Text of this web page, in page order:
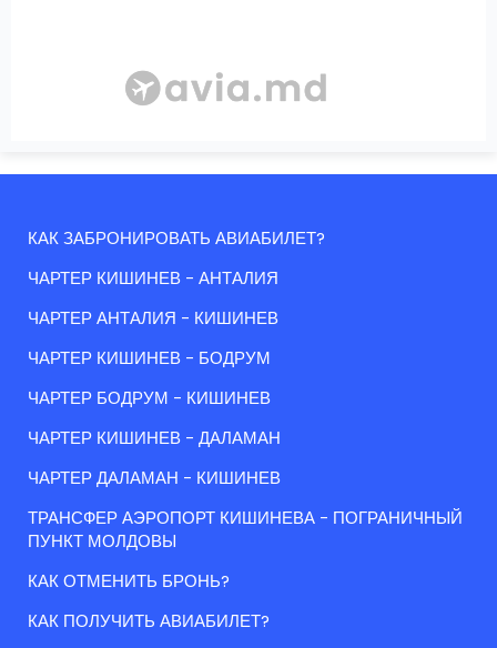
КАК ЗАБРОНИРОВАТЬ АВИАБИЛЕТ?
ЧАРТЕР КИШИНЕВ - АНТАЛИЯ
ЧАРТЕР АНТАЛИЯ - КИШИНЕВ
ЧАРТЕР КИШИНЕВ - БОДРУМ
ЧАРТЕР БОДРУМ - КИШИНЕВ
ЧАРТЕР КИШИНЕВ - ДАЛАМАН
ЧАРТЕР ДАЛАМАН - КИШИНЕВ
ТРАНСФЕР АЭРОПОРТ КИШИНЕВА - ПОГРАНИЧНЫЙ
ПУНКТ МОЛДОВЫ
КАК ОТМЕНИТЬ БРОНЬ?
КАК ПОЛУЧИТЬ АВИАБИЛЕТ?